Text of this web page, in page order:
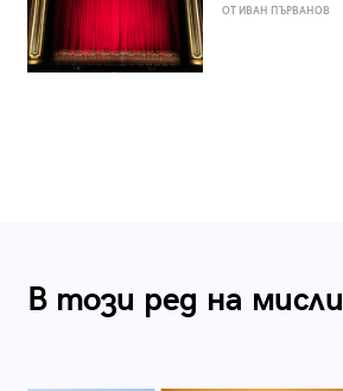
ОТ ИВАН ПЪРВАНОВ
В този ред на мисли